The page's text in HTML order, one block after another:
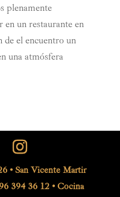
plenamente
en un restaurante en
de el encuentro un
una atmósfera
• San Vicente Martir
394 36 12 • Cocina